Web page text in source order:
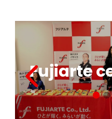
Fujiarte